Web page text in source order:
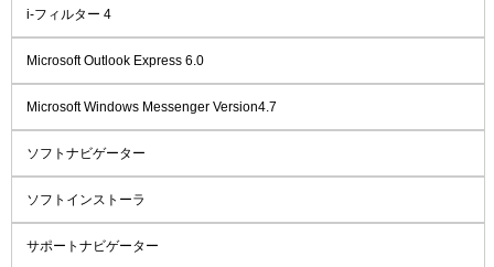
i-フィルター 4
Microsoft Outlook Express 6.0
Microsoft Windows Messenger Version4.7
ソフトナビゲーター
ソフトインストーラ
サポートナビゲーター